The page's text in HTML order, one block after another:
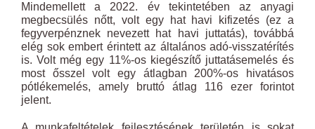
Mindemellett a 2022. év tekintetében az anyagi
megbecsülés nőtt, volt egy hat havi kifizetés (ez a
fegyverpénznek nevezett hat havi juttatás), továbbá
elég sok embert érintett az általános adó-visszatérítés
is. Volt még egy 11%-os kiegészítő juttatásemelés és
most ősszel volt egy átlagban 200%-os hivatásos
pótlékemelés, amely bruttó átlag 116 ezer forintot
jelent.